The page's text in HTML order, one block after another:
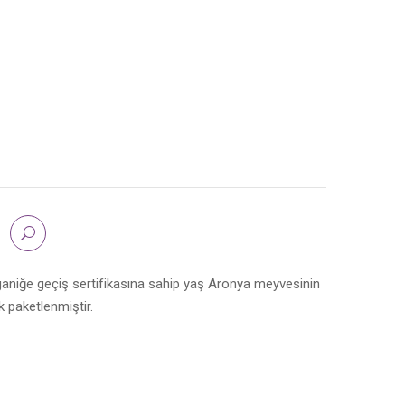
geçiş sertifikasına sahip yaş Aronya meyvesinin
paketlenmiştir.